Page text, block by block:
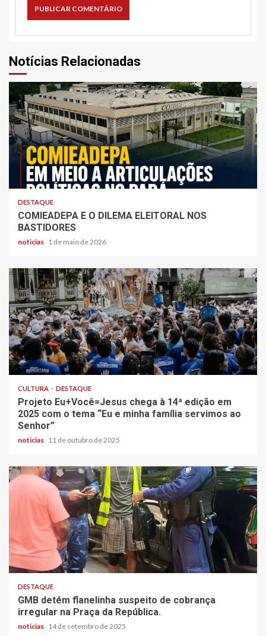
Notícias Relacionadas
DESTAQUE
COMIEADEPA E O DILEMA ELEITORAL NOS
BASTIDORES
noticias 1 de maio de 2026
CULTURA DESTAQUE
Projeto Eu+Você=Jesus chega à 14ª edição em
2025 com o tema “Eu e minha família servimos ao
Senhor”
noticias 11 de outubro de 2025
DESTAQUE
GMB detém flanelinha suspeito de cobrança
irregular na Praça da República.
noticias 14 de setembro de 2025